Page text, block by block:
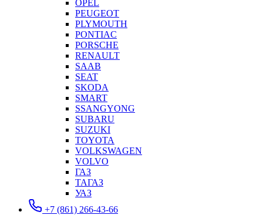
OPEL
PEUGEOT
PLYMOUTH
PONTIAC
PORSCHE
RENAULT
SAAB
SEAT
SKODA
SMART
SSANGYONG
SUBARU
SUZUKI
TOYOTA
VOLKSWAGEN
VOLVO
ГАЗ
ТАГАЗ
УАЗ
+7 (861) 266-43-66